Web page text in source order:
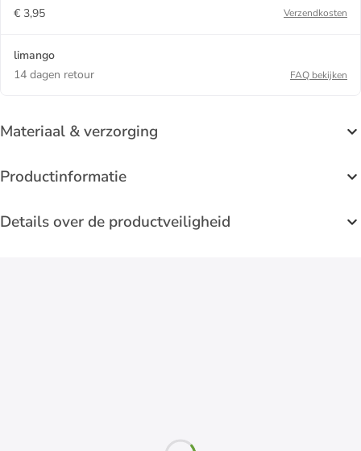
€ 3,95
Verzendkosten
limango
14 dagen retour
FAQ bekijken
Materiaal & verzorging
Productinformatie
Details over de productveiligheid